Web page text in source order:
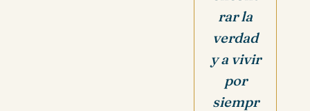
rar la
verdad
y a vivir
por
siempr